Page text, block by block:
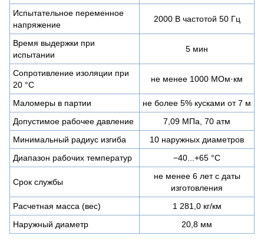
Испытательное переменное
напряжение
2000 В частотой 50 Гц
Время выдержки при
испытании
5 мин
Сопротивление изоляции при
20 °С
не менее 1000 МОм·км
Маломеры в партии
не более 5% кусками от 7 м
Допустимое рабочее давление
7,09 МПа, 70 атм
Минимальный радиус изгиба
10 наружных диаметров
Диапазон рабочих температур
−40...+65 °C
Срок службы
не менее 6 лет с даты
изготовления
Расчетная масса (вес)
1 281,0 кг/км
Наружный диаметр
20,8 мм